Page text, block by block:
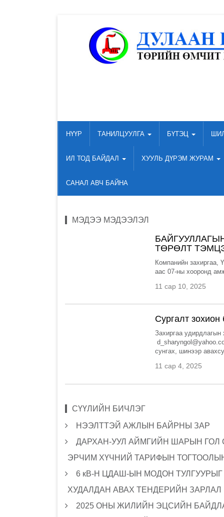
НҮҮР ТАНИЛЦУУЛГА БҮТЭЦ
ИЛ ТОД БАЙДАЛ ХУУЛЬ ДҮРЭМ ЖУРАМ
САНАЛ АВЧ БАЙНА
МЭДЭЭ МЭДЭЭЛЭЛ
ТӨРӨЛТ
Компанийн захиргаа,
аас 07-ны хооронд
11 сар 10, 2025
Сургалт зохион
Захиргаа
сунгах, шинээр
11 сар 4, 2025
СҮҮЛИЙН БИЧЛЭГ
НЭЭЛТТЭЙ АЖЛЫН БАЙРНЫ ЗАР
ДАРХАН-УУЛ АЙМГИЙН ШАРЫН ГОЛ
ЭРЧИМ ХҮЧНИЙ ТАРИФЫН
6 кВ-Н ЦДАШ-ЫН МОДОН
ХУДАЛДАН АВАХ ТЕНДЕРИЙН ЗАРЛАЛ
2025 ОНЫ ЖИЛИЙН ЭЦСИЙН